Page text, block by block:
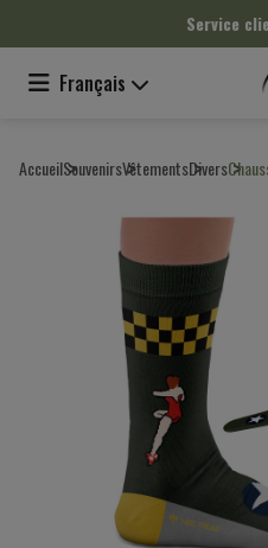
Service
Français
AccueilSouvenirsVêtementsDivers